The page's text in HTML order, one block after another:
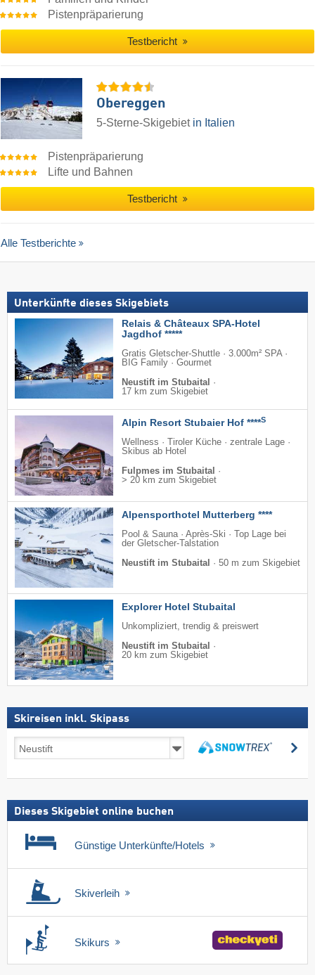
Pistenpräparierung
Testbericht
Obereggen
5-Sterne-Skigebiet in Italien
Pistenpräparierung
Lifte und Bahnen
Testbericht
Alle Testberichte
Unterkünfte dieses Skigebiets
Relais & Châteaux SPA-Hotel
Jagdhof *****
Gratis Gletscher-Shuttle · 3.000m² SPA ·
BIG Family · Gourmet
Neustift im Stubaital ·
17 km zum Skigebiet
Alpin Resort Stubaier Hof ****S
Wellness · Tiroler Küche · zentrale Lage ·
Skibus ab Hotel
Fulpmes im Stubaital ·
> 20 km zum Skigebiet
Alpensporthotel Mutterberg ****
Pool & Sauna · Après-Ski · Top Lage bei
der Gletscher-Talstation
Neustift im Stubaital · 50 m zum Skigebiet
Explorer Hotel Stubaital
Unkompliziert, trendig & preiswert
Neustift im Stubaital ·
20 km zum Skigebiet
Skireisen inkl. Skipass
inkl.
Dieses Skigebiet online buchen
Günstige Unterkünfte/Hotels
Skiverleih
Skikurs